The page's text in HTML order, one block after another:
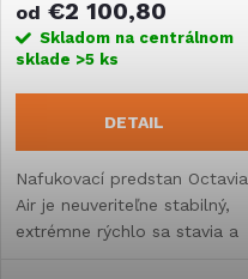
od €2 100,80
Skladom na centrálnom
sklade >5 ks
DETAIL
Nafukovací predstan Octavia
Air je neuveriteľne stabilný,
extrémne rýchlo sa stavia a